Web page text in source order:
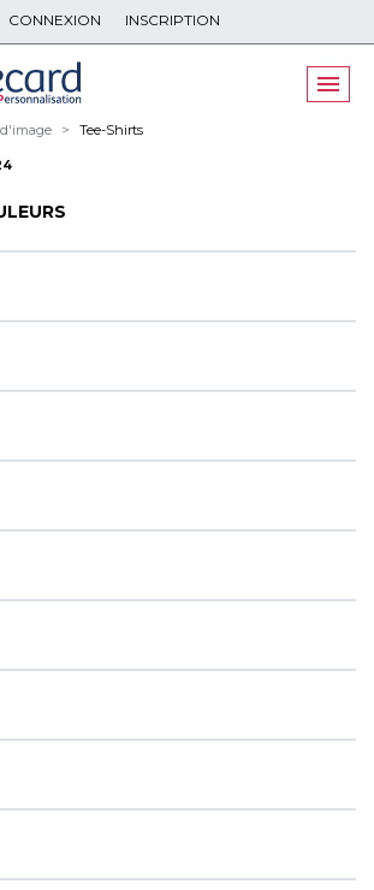
CONNEXION INSCRIPTION
DES EXPERTS
Tee-Shirts